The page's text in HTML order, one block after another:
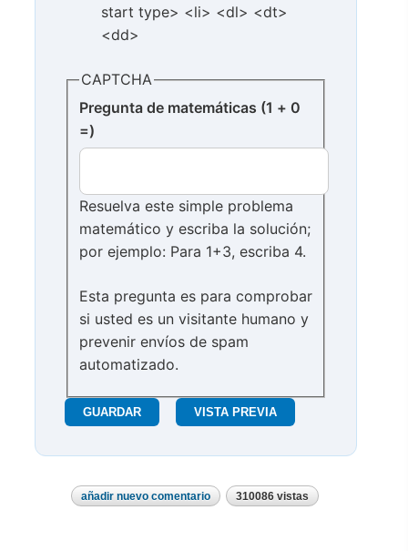
start type> <li> <dl> <dt>
<dd>
CAPTCHA
Pregunta de matemáticas (1 + 0
=)
Resuelva este simple problema
matemático y escriba la solución;
por ejemplo: Para 1+3, escriba 4.
Esta pregunta es para comprobar
si usted es un visitante humano y
prevenir envíos de spam
automatizado.
añadir nuevo comentario 310086 vistas